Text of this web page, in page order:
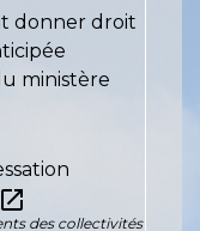
donner droit
ministère
open_in_new
des collectivités